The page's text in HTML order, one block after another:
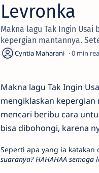
Levronka
Makna lagu Tak Ingin
kepergian mantannya.
0
Makna lagu Tak Ingin
mengiklaskan kepergian
mencari beribu cara
bisa dibohongi, karena
Seperti apa yang ia
suaranya? HAHAHAA